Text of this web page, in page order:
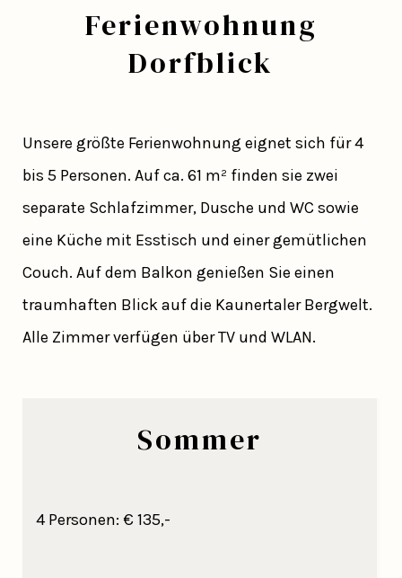
Ferienwohnung
Dorfblick
Unsere größte Ferienwohnung eignet sich für 4
bis 5 Personen. Auf ca. 61 m² finden sie zwei
separate Schlafzimmer, Dusche und WC sowie
eine Küche mit Esstisch und einer gemütlichen
Couch. Auf dem Balkon genießen Sie einen
traumhaften Blick auf die Kaunertaler Bergwelt.
Alle Zimmer verfügen über TV und WLAN.
Sommer
4 Personen: € 135,-